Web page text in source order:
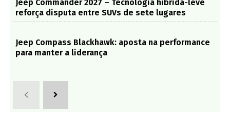
Jeep Commander 2027 – Tecnologia híbrida-leve
reforça disputa entre SUVs de sete lugares
Jeep Compass Blackhawk: aposta na performance
para manter a liderança